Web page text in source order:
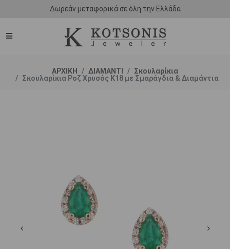
Δωρεάν μεταφορικά σε όλη την Ελλάδα
ΑΡΧΙΚΗ ΔΙΑΜΑΝΤΙ
Σκουλαρίκια
Σκουλαρίκια Ροζ Χρυσός Κ18 με Σμαράγδια & Διαμάντια